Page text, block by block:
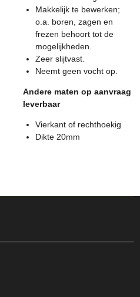
Makkelijk te bewerken;
o.a. boren, zagen en
frezen behoort tot de
mogelijkheden.
Zeer slijtvast.
Neemt geen vocht op.
Andere maten op aanvraag
leverbaar
Vierkant of rechthoekig
Dikte 20mm